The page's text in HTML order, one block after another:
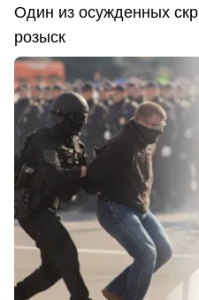
Один из осужденных
розыск